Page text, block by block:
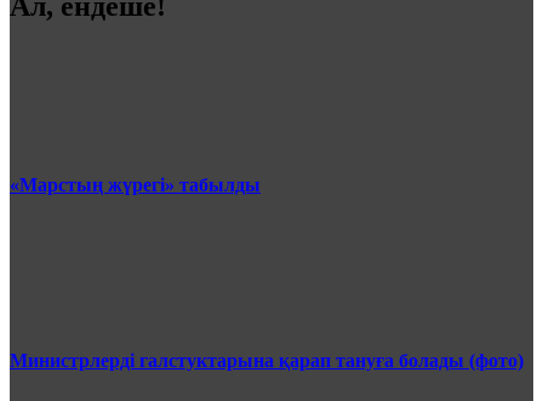
«Марстың жүрегі» табылды
Министрлерді галстуктарына қарап тануға болады (фото)